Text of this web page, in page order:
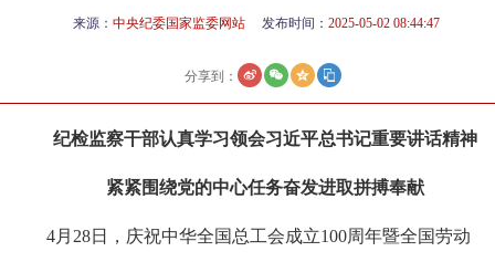
来源： 中央纪委国家监委网站 发布时间： 2025-05-02 08:44:47
分享到：
纪检监察干部认真学习领会习近平总书记重要讲话精神
紧紧围绕党的中心任务奋发进取拼搏奉献
4月28日，庆祝中华全国总工会成立100周年暨全国劳动